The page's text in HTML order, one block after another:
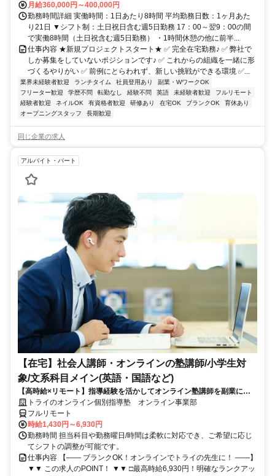
月給360,000円～400,000円
勤務時間詳細 実働時間：1日あたり8時間 平均勤務日数：1ヶ月あた
り21日 ▼シフト制：土日祝日含む週5日勤務 17：00～翌9：00の間
で実働8時間（土日祝含む週5日勤務） ・1時間休憩の他に前半...
仕事内容 ★新規プロジェクトスタート★ ✅ 完全在宅勤務♪ ✅ 弊社で
しか募集をしていないポジションです♪ ✅ これからの組織を一緒に形
づくるやりがい ✅ 前例にとらわれず、新しい挑戦ができる環境 ✅...
業界未経験者歓迎 ランチタイム 社員登用あり
副業・WワークOK
フリーター歓迎
学歴不問 転勤なし 経験不問 英語 未経験者歓迎
フルリモート
経験者歓迎
ネイルOK 有資格者歓迎 研修あり 在宅OK ブランクOK
育休あり
オープニングスタッフ
長期歓迎
同じ企業の求人
アルバイト・パート
【在宅】社会人講師・オンラインの塾講師/小学生対
象/文系科目メイン(英語・国語など)
【高時給×リモート】指導経験を活かしてオンライン塾講師を副業に！
週1～OK！
トライのオンライン個別指導塾 オンライン事業部
フルリモート
時給1,430円～6,930円
勤務時間 担当科目や勤務曜日/時間は柔軟に対応でき、ご希望に応じ
てシフトの調整が可能です。
仕事内容 【―― ブランクOK！オンラインでトライの先生に！ ――】
▼▼ この求人のPOINT！ ▼▼ □最高時給6,930円！明確なランクアッ